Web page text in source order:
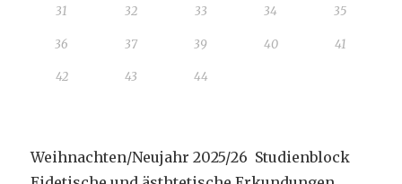
31 32 33 34 35
36 37 39 40 41
42 43 44
Weihnachten/Neujahr 2025/26 Studienblock